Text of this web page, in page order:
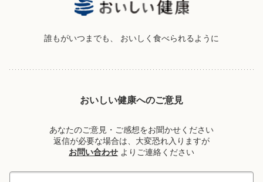
誰もがいつまでも、 おいしく食べられるように
おいしい健康へのご意見
あなたのご意見・ご感想をお聞かせください
返信が必要な場合は、大変恐れ入りますが
お問い合わせ よりご連絡ください